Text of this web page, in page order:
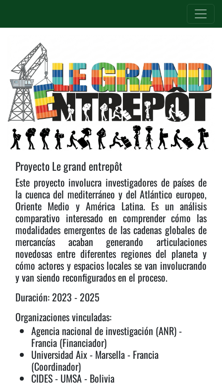
Proyecto Le grand entrepôt
Este proyecto involucra investigadores de países de
la cuenca del mediterráneo y del Atlántico europeo,
Oriente Medio y América Latina. Es un análisis
comparativo interesado en comprender cómo las
modalidades emergentes de las cadenas globales de
mercancías acaban generando articulaciones
novedosas entre diferentes regiones del planeta y
cómo actores y espacios locales se van involucrando
y van siendo reconfigurados en el proceso.
Duración: 2023 - 2025
Organizaciones vinculadas:
Agencia nacional de investigación (ANR) -
Francia (Financiador)
Universidad Aix - Marsella - Francia
(Coordinador)
CIDES - UMSA - Bolivia